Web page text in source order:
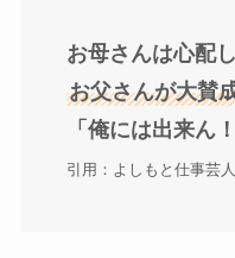
お母さんは心配
お父さんが大賛
「俺には出来ん
引用：よしもと仕事芸